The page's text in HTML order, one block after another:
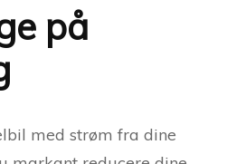
på
med strøm fra dine